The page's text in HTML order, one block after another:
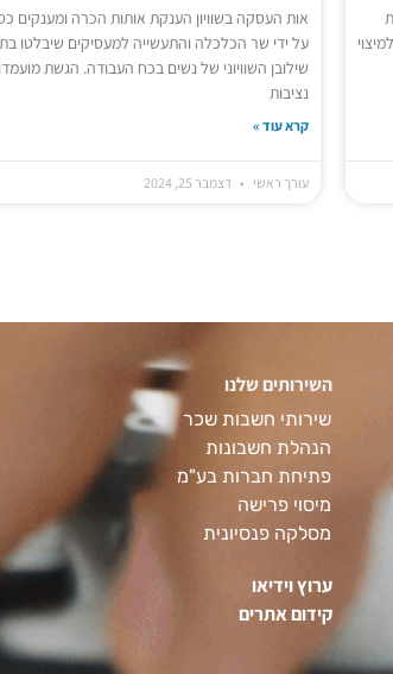
אות העסקה בשוויון הענקת אותות הכרה ומענקים
על ידי שר הכלכלה והתעשייה למעסיקים שיבלטו
שילובן השוויוני של נשים בכח העבודה. הגשת
נציבות
קרא עוד »
עורך ראשי דצמבר 25, 2024
השירותים שלנו
שירותי חשבות שכר
הנהלת חשבונות
פתיחת חברות בע"מ
מיסוי פרישה
מסלקה פנסיונית
ערוץ וידיאו
קידום אתרים